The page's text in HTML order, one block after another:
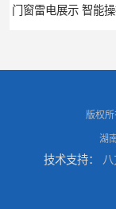
门窗雷电展示 智能操控 灵敏方便
版权所
湖
技术支持：